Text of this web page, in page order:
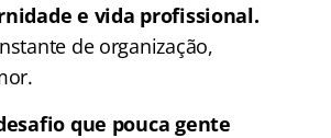
e vida profissional.
de organização,
que pouca gente